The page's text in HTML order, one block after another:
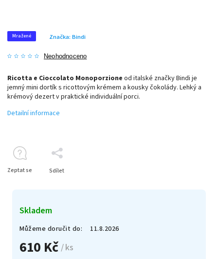
Mražené
Neohodnoceno
Značka: Bindi
610 Kč / ks
Skladem
Můžeme doručit do: 11.8.2026
Ricotta e Cioccolato Monoporzione od italské značkyBindi je
jemný mini dortík s ricottovým krémem a kousky čokolády. Lehký a
krémový dezert v praktické individuální porci.
Detailní informace
Zeptat se Sdílet